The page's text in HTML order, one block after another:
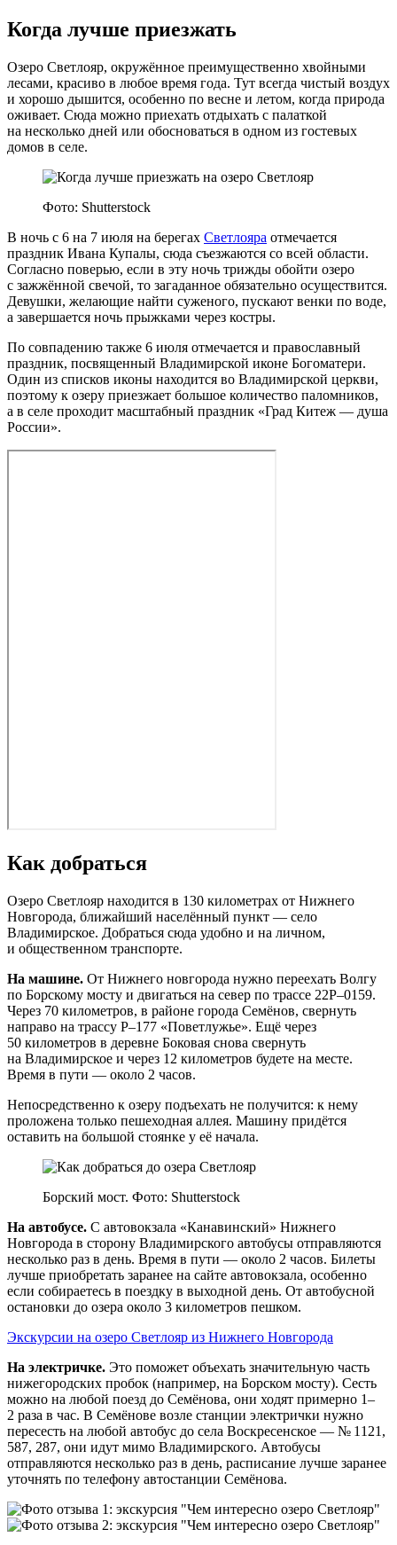
Когда лучше приезжать
Озеро Светлояр, окружённое преимущественно хвойными
лесами, красиво в любое время года. Тут всегда чистый воздух
и хорошо дышится, особенно по весне и летом, когда природа
оживает. Сюда можно приехать отдыхать с палаткой
на несколько дней или обосноваться в одном из гостевых
домов в селе.
Фото: Shutterstock
В ночь с 6 на 7 июля на берегах Светлояра отмечается
праздник Ивана Купалы, сюда съезжаются со всей области.
Согласно поверью, если в эту ночь трижды обойти озеро
с зажжённой свечой, то загаданное обязательно осуществится.
Девушки, желающие найти суженого, пускают венки по воде,
а завершается ночь прыжками через костры.
По совпадению также 6 июля отмечается и православный
праздник, посвященный Владимирской иконе Богоматери.
Один из списков иконы находится во Владимирской церкви,
поэтому к озеру приезжает большое количество паломников,
а в селе проходит масштабный праздник «Град Китеж — душа
России».
Как добраться
Озеро Светлояр находится в 130 километрах от Нижнего
Новгорода, ближайший населённый пункт — село
Владимирское. Добраться сюда удобно и на личном,
и общественном транспорте.
На машине. От Нижнего новгорода нужно переехать Волгу
по Борскому мосту и двигаться на север по трассе 22Р–0159.
Через 70 километров, в районе города Семёнов, свернуть
направо на трассу Р–177 «Поветлужье». Ещё через
50 километров в деревне Боковая снова свернуть
на Владимирское и через 12 километров будете на месте.
Время в пути — около 2 часов.
Непосредственно к озеру подъехать не получится: к нему
проложена только пешеходная аллея. Машину придётся
оставить на большой стоянке у её начала.
Борский мост. Фото: Shutterstock
На автобусе. С автовокзала «Канавинский» Нижнего
Новгорода в сторону Владимирского автобусы отправляются
несколько раз в день. Время в пути — около 2 часов. Билеты
лучше приобретать заранее на сайте автовокзала, особенно
если собираетесь в поездку в выходной день. От автобусной
остановки до озера около 3 километров пешком.
Экскурсии на озеро Светлояр из Нижнего Новгорода
На электричке. Это поможет объехать значительную часть
нижегородских пробок (например, на Борском мосту). Сесть
можно на любой поезд до Семёнова, они ходят примерно 1–
2 раза в час. В Семёнове возле станции электрички нужно
пересесть на любой автобус до села Воскресенское — № 1121,
587, 287, они идут мимо Владимирского. Автобусы
отправляются несколько раз в день, расписание лучше заранее
уточнять по телефону автостанции Семёнова.